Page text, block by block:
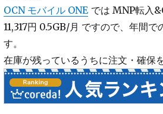
OCN モバイル ONE では MNP転入
11,317円 0.5GB/月 ですので、年間
す。
在庫が残っているうちに注文・確保